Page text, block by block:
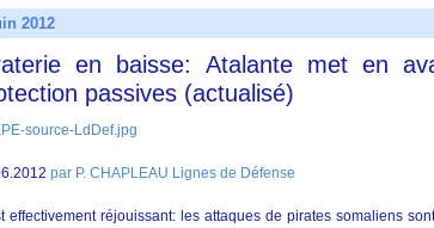
2012
en baisse: Atalante met en
passives (actualisé)
par P. CHAPLEAU Lignes de Défense
effectivement réjouissant: les attaques de pirates somaliens